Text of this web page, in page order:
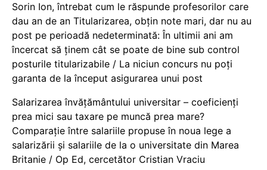
Sorin Ion, întrebat cum le răspunde profesorilor care
dau an de an Titularizarea, obțin note mari, dar nu au
post pe perioadă nedeterminată: În ultimii ani am
încercat să ținem cât se poate de bine sub control
posturile titularizabile / La niciun concurs nu poți
garanta de la început asigurarea unui post
Salarizarea învățământului universitar – coeficienți
prea mici sau taxare pe muncă prea mare?
Comparație între salariile propuse în noua lege a
salarizării și salariile de la o universitate din Marea
Britanie / Op Ed, cercetător Cristian Vraciu